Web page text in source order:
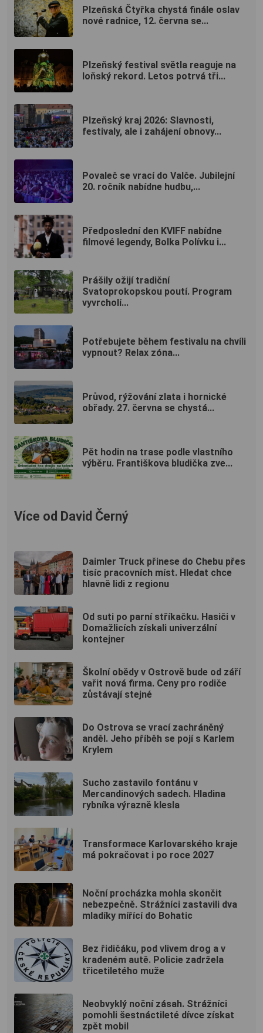
Plzeňská Čtyřka chystá finále oslav
nové radnice, 12. června se...
Plzeňský festival světla reaguje na
loňský rekord. Letos potrvá tři...
Plzeňský kraj 2026: Slavnosti,
festivaly, ale i zahájení obnovy...
Povaleč se vrací do Valče. Jubilejní
20. ročník nabídne hudbu,...
Předposlední den KVIFF nabídne
filmové legendy, Bolka Polívku i...
Prášily ožijí tradiční
Svatoprokopskou poutí. Program
vyvrcholí...
Potřebujete během festivalu na chvíli
vypnout? Relax zóna...
Průvod, rýžování zlata i hornické
obřady. 27. června se chystá...
Pět hodin na trase podle vlastního
výběru. Františkova bludička zve...
Více od David Černý
Daimler Truck přinese do Chebu přes
tisíc pracovních míst. Hledat chce
hlavně lidi z regionu
Od suti po parní stříkačku. Hasiči v
Domažlicích získali univerzální
kontejner
Školní obědy v Ostrově bude od září
vařit nová firma. Ceny pro rodiče
zůstávají stejné
Do Ostrova se vrací zachráněný
anděl. Jeho příběh se pojí s Karlem
Krylem
Sucho zastavilo fontánu v
Mercandinových sadech. Hladina
rybníka výrazně klesla
Transformace Karlovarského kraje
má pokračovat i po roce 2027
Noční procházka mohla skončit
nebezpečně. Strážníci zastavili dva
mladíky mířící do Bohatic
Bez řidičáku, pod vlivem drog a v
kradeném autě. Policie zadržela
třicetiletého muže
Neobvyklý noční zásah. Strážníci
pomohli šestnáctileté dívce získat
zpět mobil